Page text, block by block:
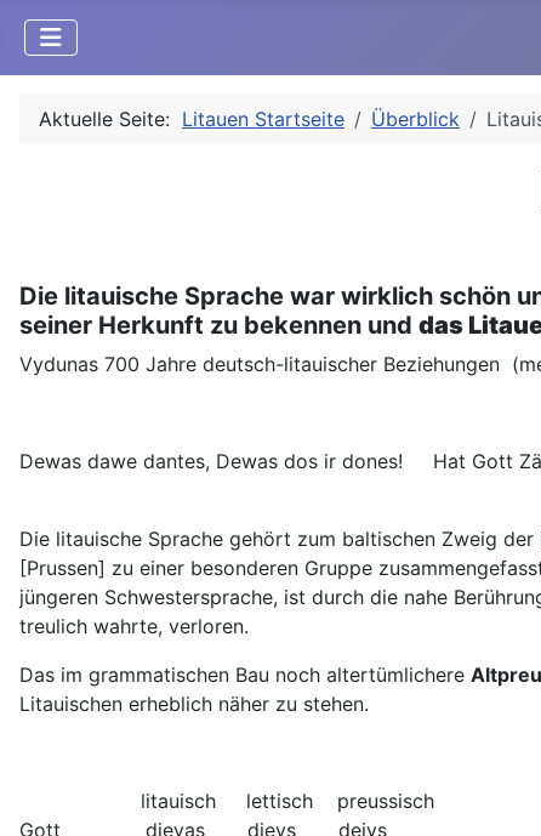
Aktuelle Seite: Litauen Startseite Überblick
Die litauische Sprache war wirklich schön
seiner Herkunft zu bekennen und das
Vydunas 700 Jahre deutsch-litauischer Beziehungen
Dewas dawe dantes, Dewas dos ir dones! Hat Gott
Die litauische Sprache gehört zum baltischen Zweig der
[Prussen] zu einer besonderen Gruppe
jüngeren Schwestersprache, ist durch die nahe
treulich wahrte, verloren.
Das im grammatischen Bau noch altertümlichere
Litauischen erheblich näher zu stehen.
litauisch lettisch preussisch
Gott dievas dievs deivs